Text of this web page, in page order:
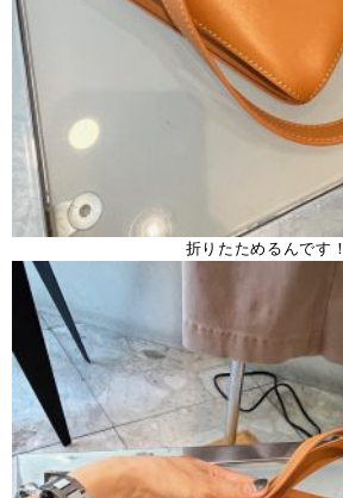
折りたためるんです！